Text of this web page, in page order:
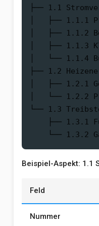
├── 1.1
│   ├── 1.1.1
│   ├── 1.1.2
│   ├── 1.1.3
│   └── 1.1.4
├── 1.2
│   ├── 1.2.1
│   └── 1.2.2
└── 1.3
├── 1.3.1
Beispiel-Aspekt: 1.1
Feld
Nummer